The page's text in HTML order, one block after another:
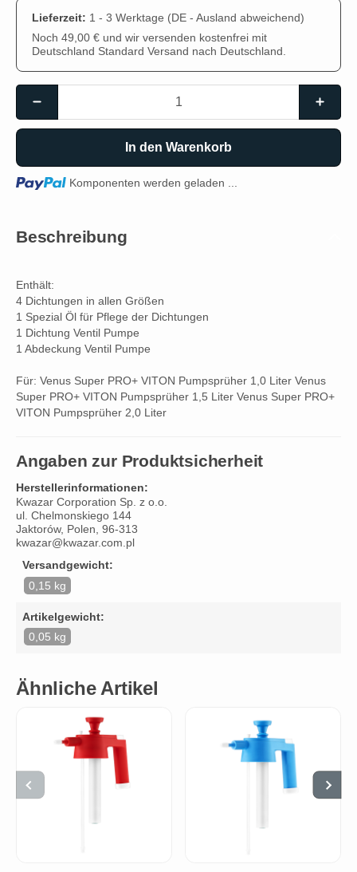
Lieferzeit: 1 - 3 Werktage (DE - Ausland abweichend)
Noch 49,00 € und wir versenden kostenfrei mit
Deutschland Standard Versand nach Deutschland.
In den Warenkorb
Loading... Komponenten werden geladen ...
Beschreibung
Enthält:
4 Dichtungen in allen Größen
1 Spezial Öl für Pflege der Dichtungen
1 Dichtung Ventil Pumpe
1 Abdeckung Ventil Pumpe
Für: Venus Super PRO+ VITON Pumpsprüher 1,0 Liter Venus
Super PRO+ VITON Pumpsprüher 1,5 Liter Venus Super PRO+
VITON Pumpsprüher 2,0 Liter
Angaben zur Produktsicherheit
Herstellerinformationen:
Kwazar Corporation Sp. z o.o.
ul. Chelmonskiego 144
Jaktorów, Polen, 96-313
kwazar@kwazar.com.pl
Versandgewicht:
0,15 kg
Artikelgewicht:
0,05 kg
Ähnliche Artikel